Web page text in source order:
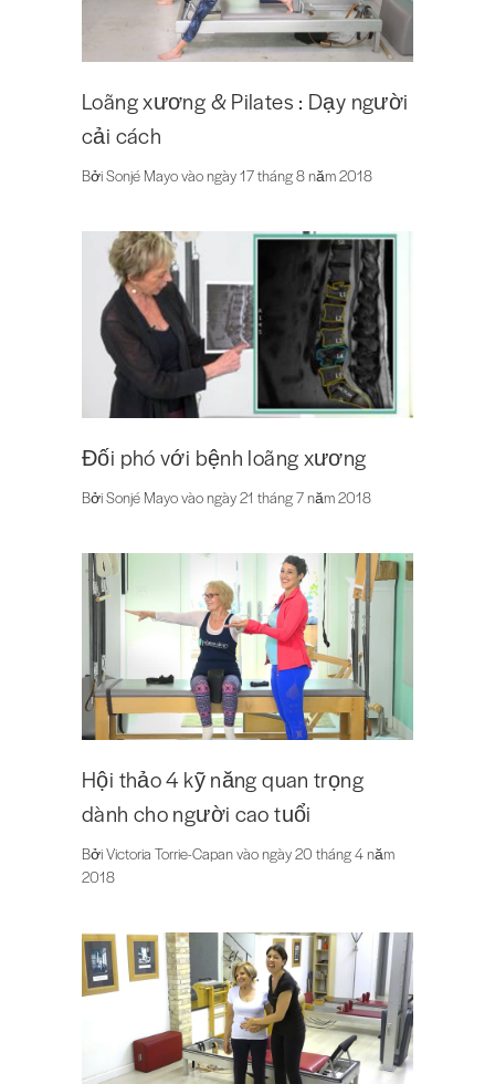
Loãng xương & Pilates : Dạy người
cải cách
Bởi Sonjé Mayo vào ngày 17 tháng 8 năm 2018
Đối phó với bệnh loãng xương
Bởi Sonjé Mayo vào ngày 21 tháng 7 năm 2018
Hội thảo 4 kỹ năng quan trọng
dành cho người cao tuổi
Bởi Victoria Torrie-Capan vào ngày 20 tháng 4 năm
2018